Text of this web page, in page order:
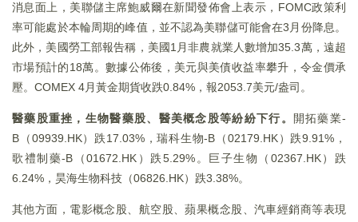
消息面上，美聯儲主席鮑威爾在新聞發佈會上表示，FOMC政策利
率可能處於本輪周期的峰值，並不認為美聯儲可能會在3月份降息。
此外，美國勞工部報告稱，美國1月非農就業人數增加35.3萬，遠超
市場預計的18萬。數據公佈後，美元與美債收益率攀升，令金價承
壓。COMEX 4月黃金期貨收跌0.84%，報2053.7美元/盎司。
醫藥股重挫，生物醫藥股、醫美概念股等紛紛下行。
開拓藥業-
B（09939.HK）跌17.03%，瑞科生物-B（02179.HK）跌9.91%，
歌禮制藥-B（01672.HK）跌5.29%。巨子生物（02367.HK）跌
6.24%，昊海生物科技（06826.HK）跌3.38%。
其他方面，電影概念股、航空股、蘋果概念股、汽車經銷商等表現